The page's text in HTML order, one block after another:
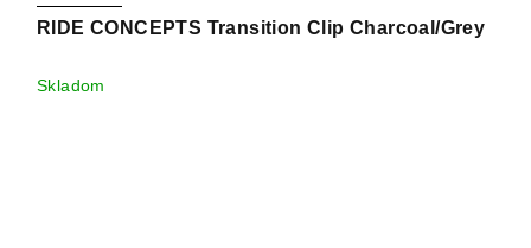
RIDE CONCEPTS Transition Clip Charcoal/Grey
Skladom